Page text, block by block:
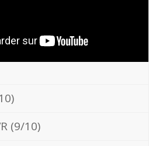
(9/10)